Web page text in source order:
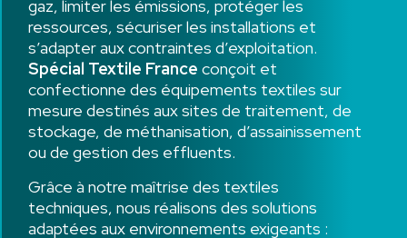
gaz, limiter les émissions, protéger les
ressources, sécuriser les installations et
s’adapter aux contraintes d’exploitation.
Spécial Textile France conçoit et
confectionne des équipements textiles sur
mesure destinés aux sites de traitement, de
stockage, de méthanisation, d’assainissement
ou de gestion des effluents.
Grâce à notre maîtrise des textiles
techniques, nous réalisons des solutions
adaptées aux environnements exigeants :